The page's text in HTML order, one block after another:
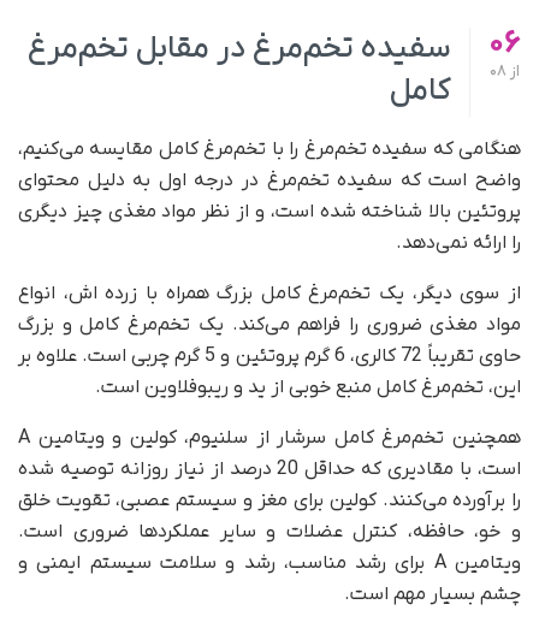
06
از
سفیده تخم‌مرغ در مقابل تخم‌مرغ
کامل
هنگامی که سفیده تخم‌مرغ را با تخم‌مرغ کامل مقایسه می‌کنیم،
واضح است که سفیده تخم‌مرغ در درجه اول به دلیل محتوای
پروتئین بالا شناخته شده است، و از نظر مواد مغذی چیز دیگری
را ارائه نمی‌دهد.
از سوی دیگر، یک تخم‌مرغ کامل بزرگ همراه با زرده اش، انواع
مواد مغذی ضروری را فراهم می‌کند. یک تخم‌مرغ کامل و بزرگ
حاوی تقریباً 72 کالری، 6 گرم پروتئین و 5 گرم چربی است. علاوه بر
این، تخم‌مرغ کامل منبع خوبی از ید و ریبوفلاوین است.
همچنین تخم‌مرغ کامل سرشار از سلنیوم، کولین و ویتامین A
است، با مقادیری که حداقل 20 درصد از نیاز روزانه توصیه شده
را برآورده می‌کنند. کولین برای مغز و سیستم عصبی، تقویت خلق
و خو، حافظه، کنترل عضلات و سایر عملکردها ضروری است.
ویتامین A برای رشد مناسب، رشد و سلامت سیستم ایمنی و
چشم بسیار مهم است.